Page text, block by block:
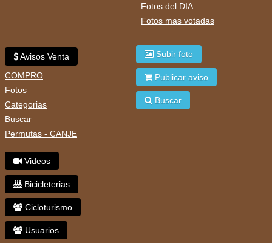
Fotos del DIA
Fotos mas votadas
Avisos Venta
COMPRO
Fotos
Categorias
Buscar
Permutas - CANJE
Videos
Bicicleterias
Cicloturismo
Usuarios
Subir foto
Publicar aviso
Buscar